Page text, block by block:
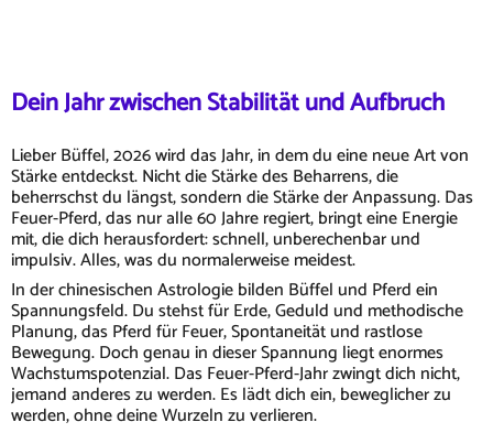
Dein Jahr zwischen Stabilität und Aufbruch
Lieber Büffel, 2026 wird das Jahr, in dem du eine neue Art von
Stärke entdeckst. Nicht die Stärke des Beharrens, die
beherrschst du längst, sondern die Stärke der Anpassung. Das
Feuer-Pferd, das nur alle 60 Jahre regiert, bringt eine Energie
mit, die dich herausfordert: schnell, unberechenbar und
impulsiv. Alles, was du normalerweise meidest.
In der chinesischen Astrologie bilden Büffel und Pferd ein
Spannungsfeld. Du stehst für Erde, Geduld und methodische
Planung, das Pferd für Feuer, Spontaneität und rastlose
Bewegung. Doch genau in dieser Spannung liegt enormes
Wachstumspotenzial. Das Feuer-Pferd-Jahr zwingt dich nicht,
jemand anderes zu werden. Es lädt dich ein, beweglicher zu
werden, ohne deine Wurzeln zu verlieren.